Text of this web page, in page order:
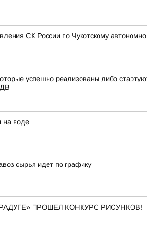
СК России по Чукотскому
успешно реализованы либо
на воде
сырья идет по графику
ПРОШЕЛ КОНКУРС РИСУНКОВ!